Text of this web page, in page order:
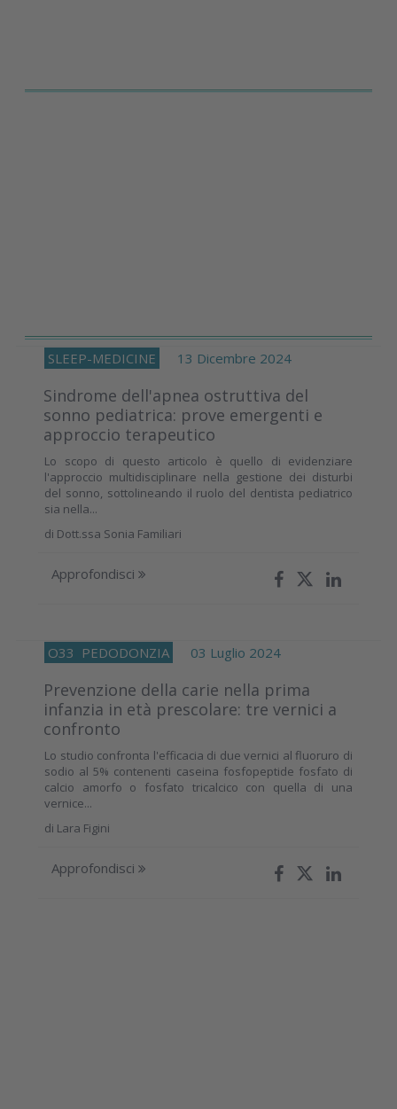
SLEEP-MEDICINE 13 Dicembre 2024
Sindrome dell'apnea ostruttiva del
sonno pediatrica: prove emergenti e
approccio terapeutico
Lo scopo di questo articolo è quello di evidenziare
l'approccio multidisciplinare nella gestione dei disturbi
del sonno, sottolineando il ruolo del dentista pediatrico
sia nella...
di Dott.ssa Sonia Familiari
Approfondisci
O33 PEDODONZIA 03 Luglio 2024
Prevenzione della carie nella prima
infanzia in età prescolare: tre vernici a
confronto
Lo studio confronta l'efficacia di due vernici al fluoruro di
sodio al 5% contenenti caseina fosfopeptide fosfato di
calcio amorfo o fosfato tricalcico con quella di una
vernice...
di Lara Figini
Approfondisci